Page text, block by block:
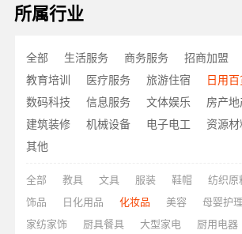
所属行业
全部 生活服务 商务服务 招商加盟
教育培训
医疗服务 旅游住宿 日用
数码科技
信息服务 文体娱乐 房产地
建筑装修
机械设备 电子电工 资源材
其他
全部 教具 文具 服装 鞋帽 纺织原
饰品
日化用品 化妆品 美容 母婴护理
家纺家饰
厨具餐具 大型家电 厨用电器